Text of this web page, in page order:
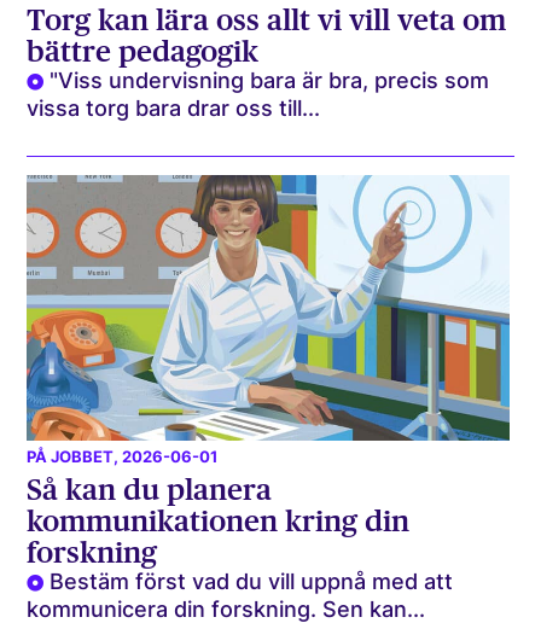
Torg kan lära oss allt vi vill veta om
bättre pedagogik
"Viss undervisning bara är bra, precis som
vissa torg bara drar oss till...
PÅ JOBBET, 2026-06-01
Så kan du planera
kommunikationen kring din
forskning
Bestäm först vad du vill uppnå med att
kommunicera din forskning. Sen kan...